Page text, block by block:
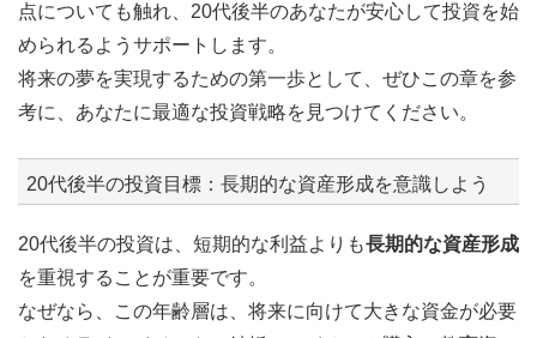
点についても触れ、20代後半のあなたが安心して投資を始
められるようサポートします。
将来の夢を実現するための第一歩として、ぜひこの章を参
考に、あなたに最適な投資戦略を見つけてください。
20代後半の投資目標：長期的な資産形成を意識しよう
20代後半の投資は、短期的な利益よりも長期的な資産形成
を重視することが重要です。
なぜなら、この年齢層は、将来に向けて大きな資金が必要